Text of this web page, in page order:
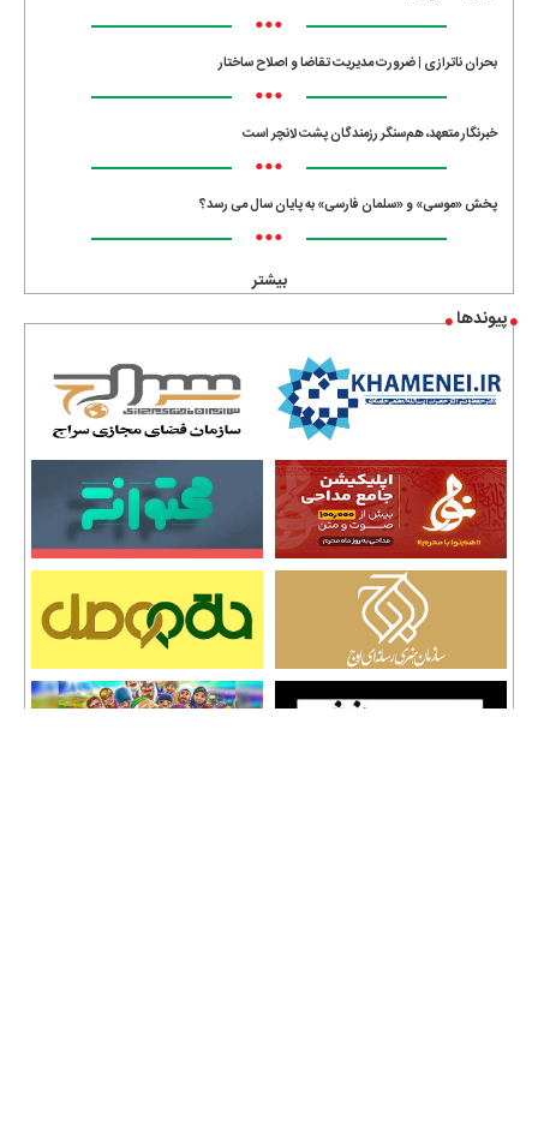
•••
بحران ناترازی | ضرورت مدیریت تقاضا و اصلاح ساختار
•••
خبرنگار متعهد، هم‌سنگر رزمندگان پشت لانچر است
•••
پخش «موسی» و «سلمان فارسی» به پایان سال می رسد؟
•••
بیشتر
پیوندها